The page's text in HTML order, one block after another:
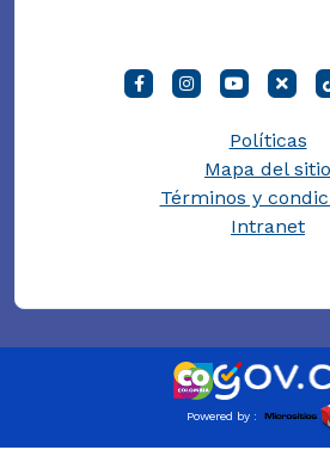
Políticas
Mapa del sitio
Términos y
Intranet
Powered by :